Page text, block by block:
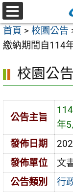
跳
至
主
要
容
選
單
首頁 > 校園公告
繳納期間自114
校園公告
公告主旨
年
發佈日期
發佈單位
文
公告類別
行